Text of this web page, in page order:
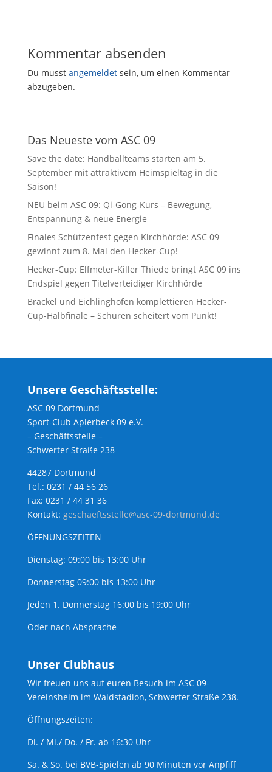
Kommentar absenden
Du musst angemeldetsein, um einen Kommentar
abzugeben.
Das Neueste vom ASC 09
Save the date: Handballteams starten am 5.
September mit attraktivem Heimspieltag in die
Saison!
NEU beim ASC 09: Qi-Gong-Kurs – Bewegung,
Entspannung & neue Energie
Finales Schützenfest gegen Kirchhörde: ASC 09
gewinnt zum 8. Mal den Hecker-Cup!
Hecker-Cup: Elfmeter-Killer Thiede bringt ASC 09 ins
Endspiel gegen Titelverteidiger Kirchhörde
Brackel und Eichlinghofen komplettieren Hecker-
Cup-Halbfinale – Schüren scheitert vom Punkt!
Unsere Geschäftsstelle:
ASC 09 Dortmund
Sport-Club Aplerbeck 09 e.V.
– Geschäftsstelle –
Schwerter Straße 238
44287 Dortmund
Tel.: 0231 / 44 56 26
Fax: 0231 / 44 31 36
Kontakt: geschaeftsstelle@asc-09-dortmund.de
ÖFFNUNGSZEITEN
Dienstag: 09:00 bis 13:00 Uhr
Donnerstag 09:00 bis 13:00 Uhr
Jeden 1. Donnerstag 16:00 bis 19:00 Uhr
Oder nach Absprache
Unser Clubhaus
Wir freuen uns auf euren Besuch im ASC 09-
Vereinsheim im Waldstadion, Schwerter Straße 238.
Öffnungszeiten:
Di. / Mi./ Do. / Fr. ab 16:30 Uhr
Sa. & So. bei BVB-Spielen ab 90 Minuten vor Anpfiff